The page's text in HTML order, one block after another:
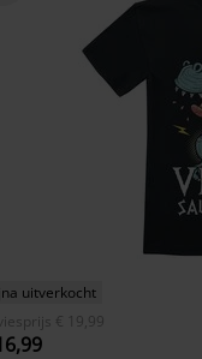
uitverkocht
€ 19,99